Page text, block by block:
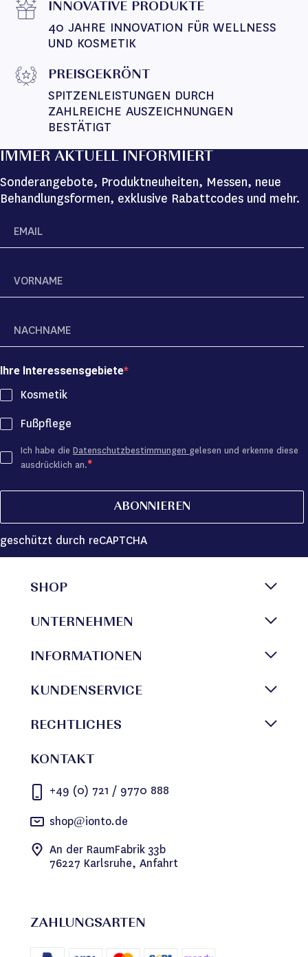
INNOVATIVE PRODUKTE
40 JAHRE INNOVATION FÜR WELLNESS
UND KOSMETIK
PREISGEKRÖNT
SPITZENLEISTUNGEN DURCH
ZAHLREICHE AUSZEICHNUNGEN
BESTÄTIGT
IMMER AKTUELL INFORMIERT
Sonderangebote, Produktneuheiten, Messen, neue
Behandlungsformen, exklusive Rabattcodes und mehr.
Ihre Interessensgebiete
Kosmetik
Fußpflege
Ich habe die Datenschutzbestimmungen gelesen und erkenne diese
ausdrücklich an.
ABONNIEREN
geschützt durch reCAPTCHA
SHOP
UNTERNEHMEN
INFORMATIONEN
KUNDENSERVICE
RECHTLICHES
KONTAKT
+49 (0) 721 / 9770 888
shop@ionto.de
An der RaumFabrik 33b
76227 Karlsruhe, Anfahrt
ZAHLUNGSARTEN